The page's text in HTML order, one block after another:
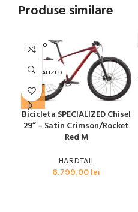
Produse similare
SOLD O
UT
SPECIALIZED
Bicicleta SPECIALIZED Chisel
29” – Satin Crimson/Rocket
Red M
HARDTAIL
6.799,00 lei